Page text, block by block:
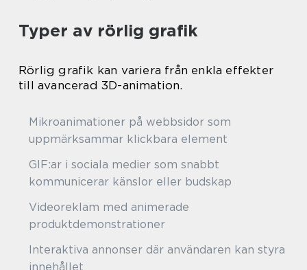
Typer av rörlig grafik
Rörlig grafik kan variera från enkla effekter
till avancerad 3D-animation.
Mikroanimationer på webbsidor som
uppmärksammar klickbara element
GIF:ar i sociala medier som snabbt
kommunicerar känslor eller budskap
Videoreklam med animerade
produktdemonstrationer
Interaktiva annonser där användaren kan styra
innehållet